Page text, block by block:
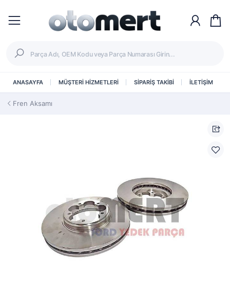
ANASAYFA MÜŞTERİ HİZMETLERİ SİPARİŞ TAKİBİ İLETİŞİM
Fren Aksamı